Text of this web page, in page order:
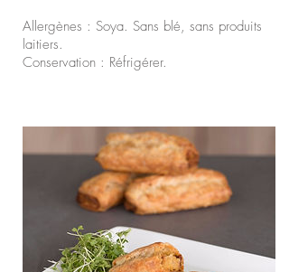
Allergènes : Soya. Sans blé, sans produits
laitiers.
Conservation : Réfrigérer.